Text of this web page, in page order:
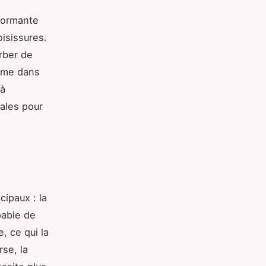
de
dans
pour
: la
de
ce qui la
la